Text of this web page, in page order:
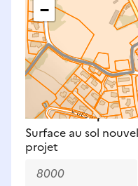
−Saisissez les
Surfaces à
espaces verts,
définitifs et
Nouveaux impacts
Surface au sol
projet